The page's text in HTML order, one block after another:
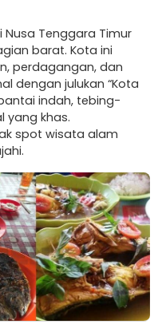
Nusa Tenggara Timur
barat. Kota ini
perdagangan, dan
dengan julukan “Kota
indah, tebing-
yang khas.
spot wisata alam